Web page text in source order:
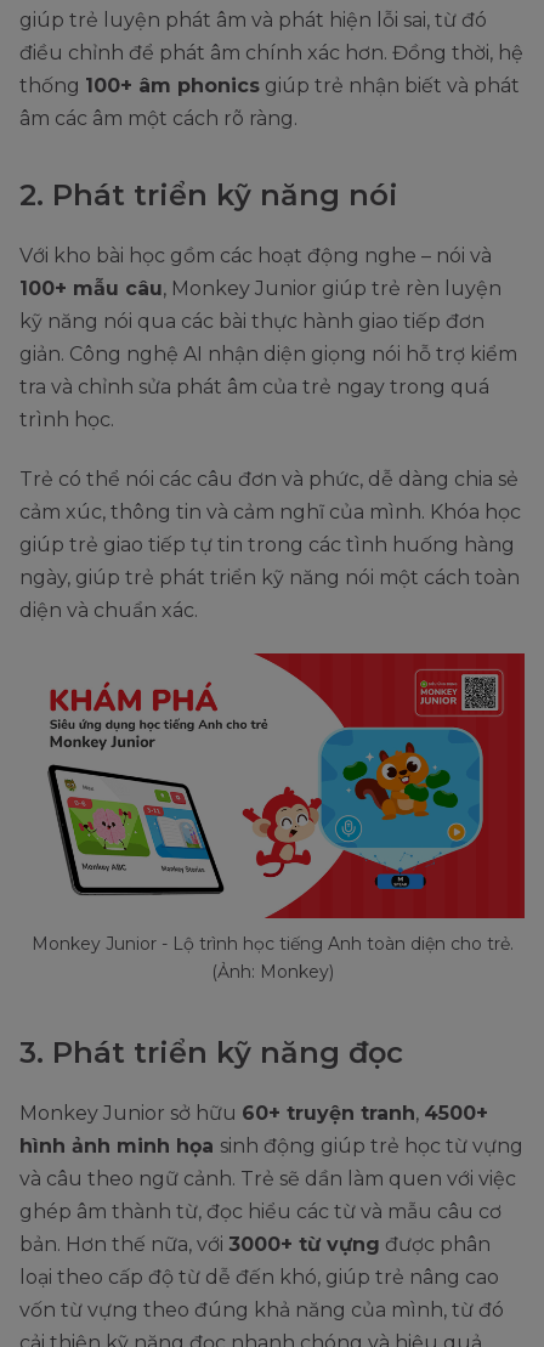
giúp trẻ luyện phát âm và phát hiện lỗi sai, từ đó
điều chỉnh để phát âm chính xác hơn. Đồng thời, hệ
thống 100+ âm phonics giúp trẻ nhận biết và phát
âm các âm một cách rõ ràng.
2. Phát triển kỹ năng nói
Với kho bài học gồm các hoạt động nghe – nói và
100+ mẫu câu, Monkey Junior giúp trẻ rèn luyện
kỹ năng nói qua các bài thực hành giao tiếp đơn
giản. Công nghệ AI nhận diện giọng nói hỗ trợ kiểm
tra và chỉnh sửa phát âm của trẻ ngay trong quá
trình học.
Trẻ có thể nói các câu đơn và phức, dễ dàng chia sẻ
cảm xúc, thông tin và cảm nghĩ của mình. Khóa học
giúp trẻ giao tiếp tự tin trong các tình huống hàng
ngày, giúp trẻ phát triển kỹ năng nói một cách toàn
diện và chuẩn xác.
Monkey Junior - Lộ trình học tiếng Anh toàn diện cho trẻ.
(Ảnh: Monkey)
3. Phát triển kỹ năng đọc
Monkey Junior sở hữu 60+ truyện tranh, 4500+
hình ảnh minh họa sinh động giúp trẻ học từ vựng
và câu theo ngữ cảnh. Trẻ sẽ dần làm quen với việc
ghép âm thành từ, đọc hiểu các từ và mẫu câu cơ
bản. Hơn thế nữa, với 3000+ từ vựng được phân
loại theo cấp độ từ dễ đến khó, giúp trẻ nâng cao
vốn từ vựng theo đúng khả năng của mình, từ đó